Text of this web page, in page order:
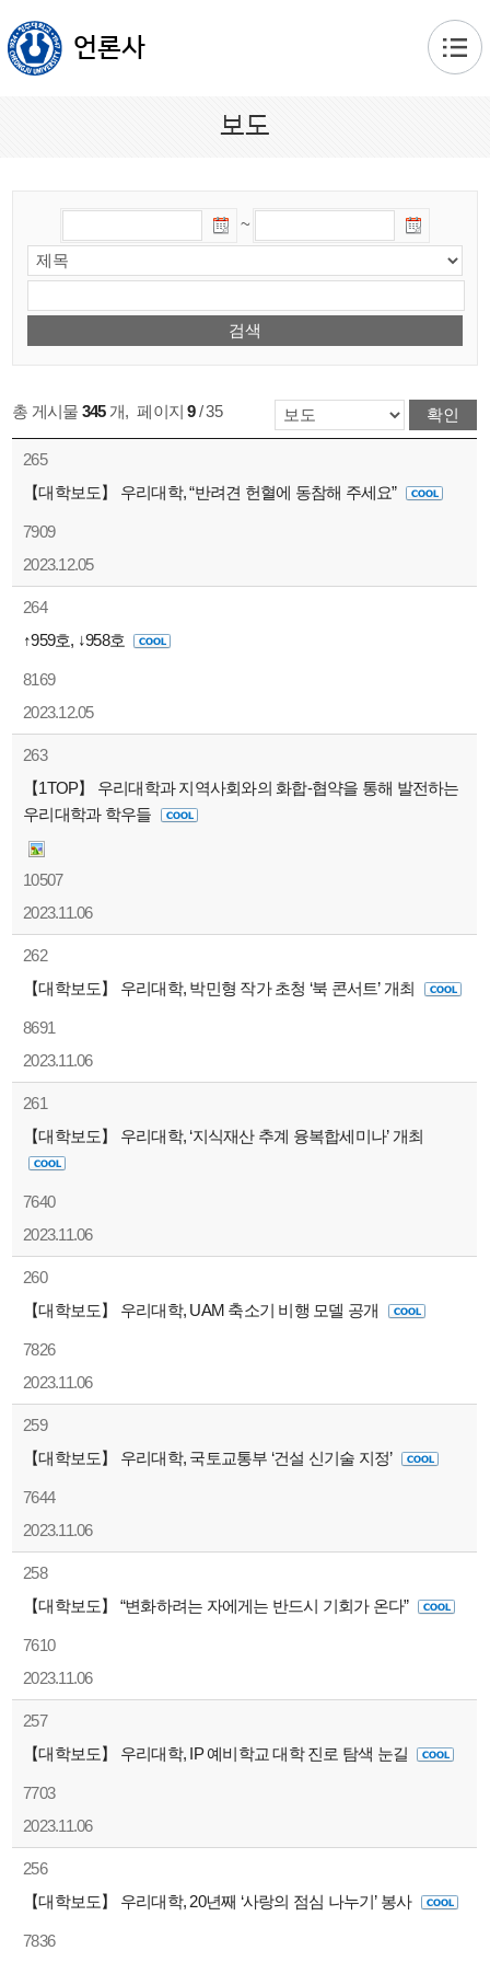
언론사
보도
~
총 게시물 345개, 페이지9/ 35
265
【대학보도】 우리대학, “반려견 헌혈에 동참해 주세요”
7909
2023.12.05
264
↑959호, ↓958호
8169
2023.12.05
263
【1TOP】 우리대학과 지역사회와의 화합-협약을 통해 발전하는
우리대학과 학우들
10507
2023.11.06
262
【대학보도】 우리대학, 박민형 작가 초청 ‘북 콘서트’ 개최
8691
2023.11.06
261
【대학보도】 우리대학, ‘지식재산 추계 융복합세미나’ 개최
7640
2023.11.06
260
【대학보도】 우리대학, UAM 축소기 비행 모델 공개
7826
2023.11.06
259
【대학보도】 우리대학, 국토교통부 ‘건설 신기술 지정’
7644
2023.11.06
258
【대학보도】 “변화하려는 자에게는 반드시 기회가 온다”
7610
2023.11.06
257
【대학보도】 우리대학, IP 예비학교 대학 진로 탐색 눈길
7703
2023.11.06
256
【대학보도】 우리대학, 20년째 ‘사랑의 점심 나누기’ 봉사
7836